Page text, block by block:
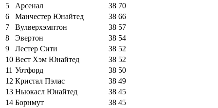
5
Арсенал 38 70
6
Манчестер Юнайтед 38 66
7
Вулверхэмптон 38 57
8
Эвертон 38 54
9
Лестер Сити 38 52
10 Вест Хэм Юнайтед 38 52
11 Уотфорд 38 50
12 Кристал Пэлас 38 49
13 Ньюкасл Юнайтед 38 45
14 Борнмут 38 45